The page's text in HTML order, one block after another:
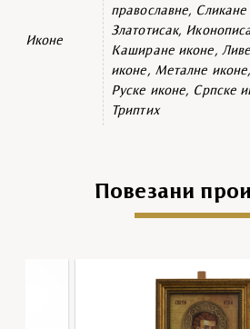
Иконе
православне,
Златотисак,
Каширане иконе,
иконе, Металне
Руске иконе, Српске
Триптих
Повезани